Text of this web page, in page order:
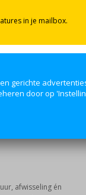
afwisseling én